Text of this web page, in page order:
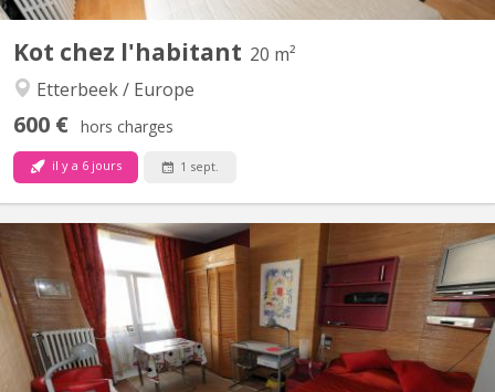
Kot chez l'habitant 20 m²
Etterbeek / Europe
600 € hors charges
il y a 6 jours 1 sept.
BK 14840
LIBRE septembre 2026 ou quelques jours plus tôt dans jolie
maison pleine de charme , un magnifique studio meublé avec
goût (pour une personne) à 5 minutes du Rond-point Schuman et
CEE et Super Marché et lavoir fitness parc , 15 min parlement
Européen, proximité métro et bus , le studio comprend...